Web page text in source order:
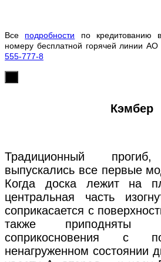
Все подробности по кредитованию
номеру бесплатной горячей линии
555-777-8
Кэмбер
Традиционный
выпускались все первые
Когда доска лежит на
центральная часть
соприкасается с
также приподняты
соприкосновения с
ненагруженном состоянии